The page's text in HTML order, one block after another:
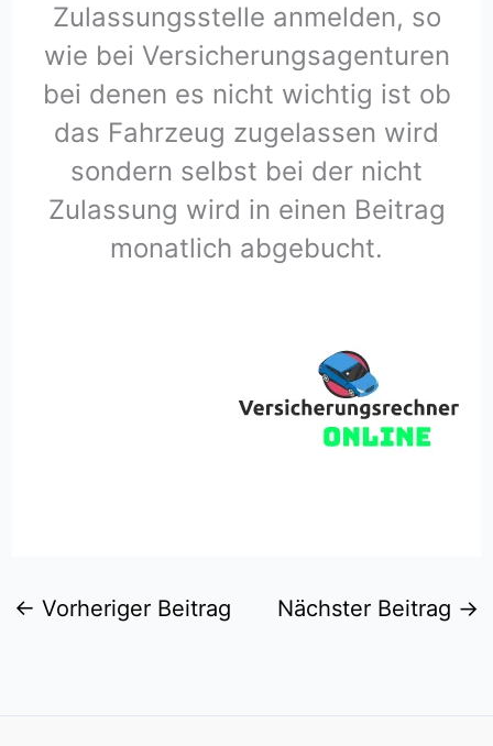
Zulassungsstelle anmelden, so
wie bei Versicherungsagenturen
bei denen es nicht wichtig ist ob
das Fahrzeug zugelassen wird
sondern selbst bei der nicht
Zulassung wird in einen Beitrag
monatlich abgebucht.
← Vorheriger Beitrag Nächster Beitrag →